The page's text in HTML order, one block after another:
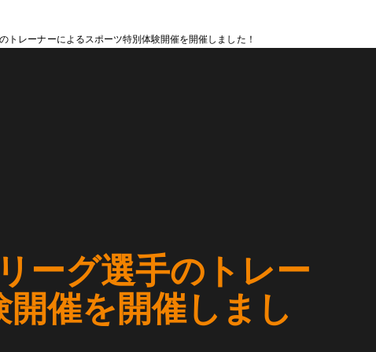
トレーナーによるスポーツ特別体験開催を開催しました！
ーグ選手のトレー
催を開催しまし